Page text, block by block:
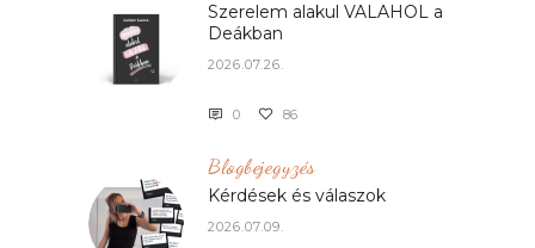
Szerelem alakul VALAHOL a
Deákban
2026.07.26.
0 86
Blogbejegyzés
Kérdések és válaszok
2026.07.09.